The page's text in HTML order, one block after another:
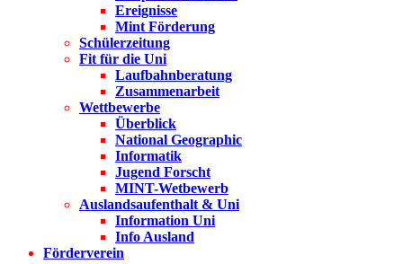
Ereignisse
Mint Förderung
Schülerzeitung
Fit für die Uni
Laufbahnberatung
Zusammenarbeit
Wettbewerbe
Überblick
National Geographic
Informatik
Jugend Forscht
MINT-Wetbewerb
Auslandsaufenthalt & Uni
Information Uni
Info Ausland
Förderverein